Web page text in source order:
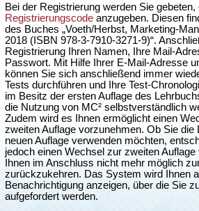
Bei der Registrierung werden Sie gebeten,
Registrierungscodeanzugeben. Diesen
des Buches „Voeth/Herbst, Marketing-
2018 (ISBN 978-3-7910-3271-9)“.
Registrierung Ihren Namen, Ihre Mail-
Passwort. Mit Hilfe Ihrer E-Mail-Adresse
können Sie sich anschließend immer
Tests durchführen und Ihre Test-
im Besitz der ersten Auflage des
die Nutzung von MC² selbstverständlich
Zudem wird es Ihnen ermöglicht einen
zweiten Auflage vorzunehmen. Ob Sie die
neuen Auflage verwenden möchten,
jedoch einen Wechsel zur zweiten
Ihnen im Anschluss nicht mehr möglich
zurückzukehren. Das System wird Ihnen
Benachrichtigung anzeigen, über die Sie
aufgefordert werden.